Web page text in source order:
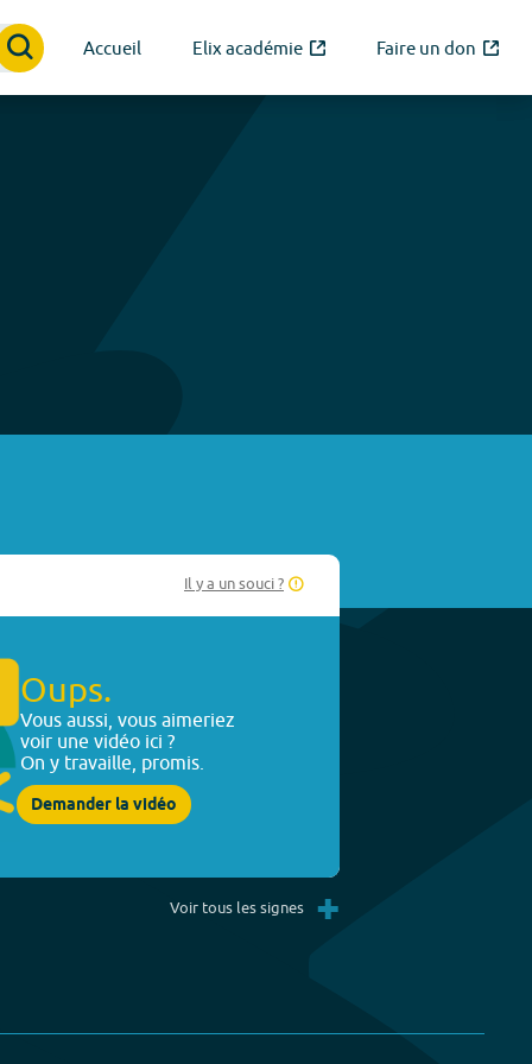
Accueil Elix académie Faire un don
Il y a un souci ?
Oups.
Vous aussi, vous aimeriez
voir une vidéo ici ?
On y travaille, promis.
Demander la vidéo
Voir tous les signes +